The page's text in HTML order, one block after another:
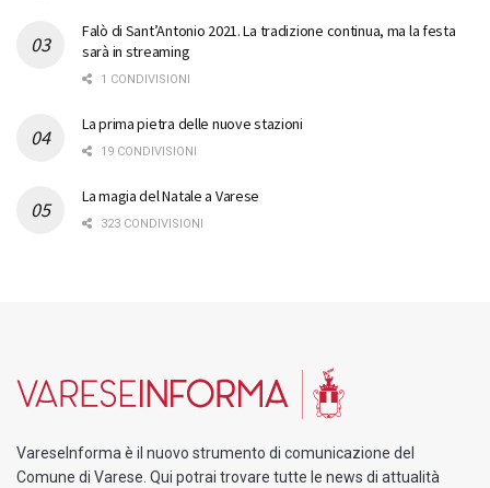
Falò di Sant’Antonio 2021. La tradizione continua, ma la festa
sarà in streaming
1 CONDIVISIONI
La prima pietra delle nuove stazioni
19 CONDIVISIONI
La magia del Natale a Varese
323 CONDIVISIONI
VareseInforma è il nuovo strumento di comunicazione del
Comune di Varese. Qui potrai trovare tutte le news di attualità